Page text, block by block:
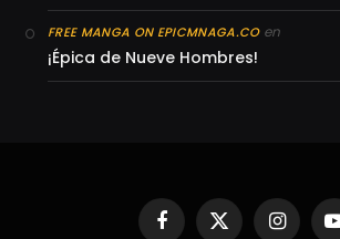
FREE MANGA ON EPICMNAGA.COen
¡Épica de Nueve Hombres!
Facebook
X